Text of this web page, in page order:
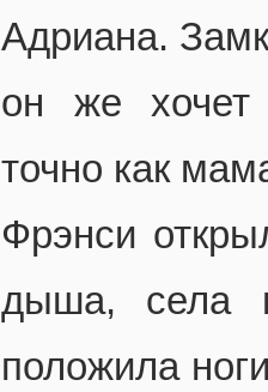
Адриана.
он же хочет
точно как
Фрэнси
дыша, села
положила